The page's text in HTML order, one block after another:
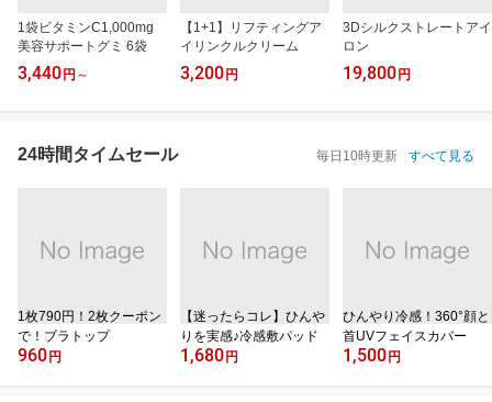
1袋ビタミンC1,000mg
美容サポートグミ 6袋
3,440 円 ～
【1+1】リフティングア
イリンクルクリーム
3,200 円
3Dシルクストレートアイ
ロン
19,800 円
24時間タイムセール 毎日10時更新 すべて見る
1枚790円！2枚クーポン
で！ブラトップ
960 円
【迷ったらコレ】ひんや
りを実感♪冷感敷パッド
1,680 円
ひんやり冷感！360°顔と
首UVフェイスカバー
1,500 円